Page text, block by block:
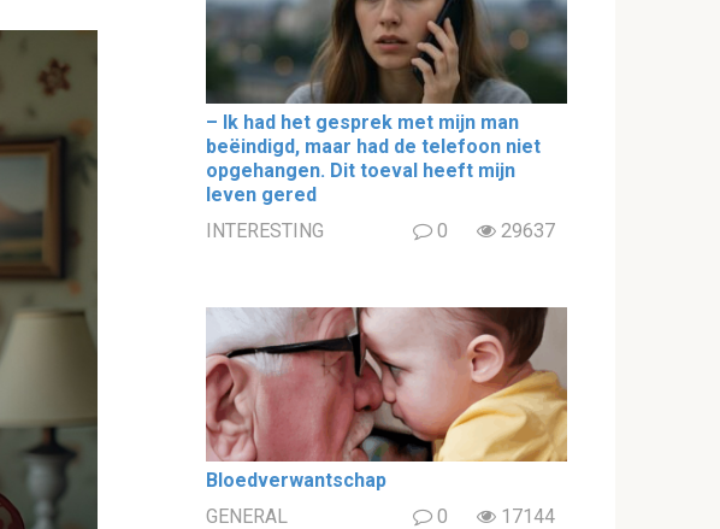
– Ik had het gesprek met mijn man
beëindigd, maar had de telefoon niet
opgehangen. Dit toeval heeft mijn
leven gered
INTERESTING
0 29637
Bloedverwantschap
GENERAL
0 17144